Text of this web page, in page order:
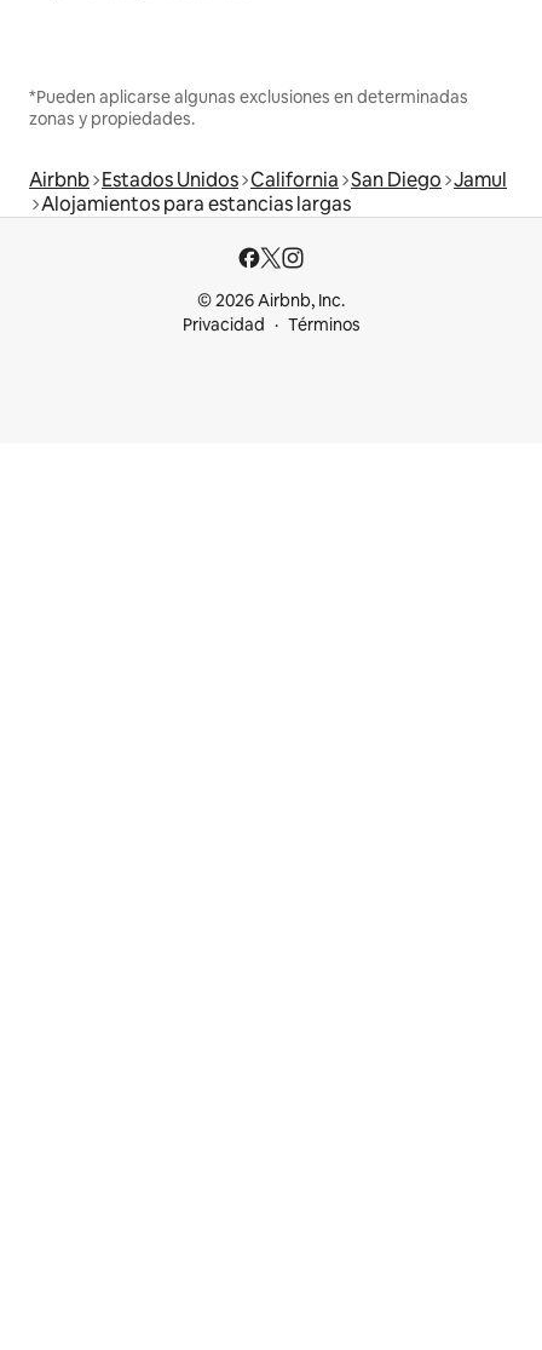
*Pueden aplicarse algunas exclusiones en determinadas
zonas y propiedades.
Airbnb Estados Unidos California San Diego Jamul
Alojamientos para estancias largas
© 2026 Airbnb, Inc.
Privacidad
Términos